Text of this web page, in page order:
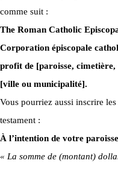
comme suit :
The Roman Catholic
Corporation épiscopale
profit de [paroisse,
[ville ou municipalité].
Vous pourriez aussi inscrire
testament :
À l’intention de votre
« La somme de (montant)